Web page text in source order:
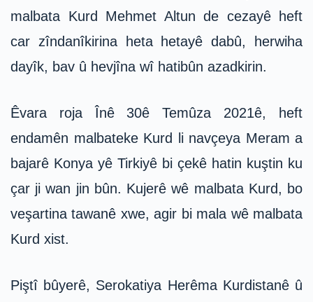
malbata Kurd Mehmet Altun de cezayê heft
car zîndanîkirina heta hetayê dabû, herwiha
dayîk, bav û hevjîna wî hatibûn azadkirin.
Êvara roja Înê 30ê Temûza 2021ê, heft
endamên malbateke Kurd li navçeya Meram a
bajarê Konya yê Tirkiyê bi çekê hatin kuştin ku
çar ji wan jin bûn. Kujerê wê malbata Kurd, bo
veşartina tawanê xwe, agir bi mala wê malbata
Kurd xist.
Piştî bûyerê, Serokatiya Herêma Kurdistanê û